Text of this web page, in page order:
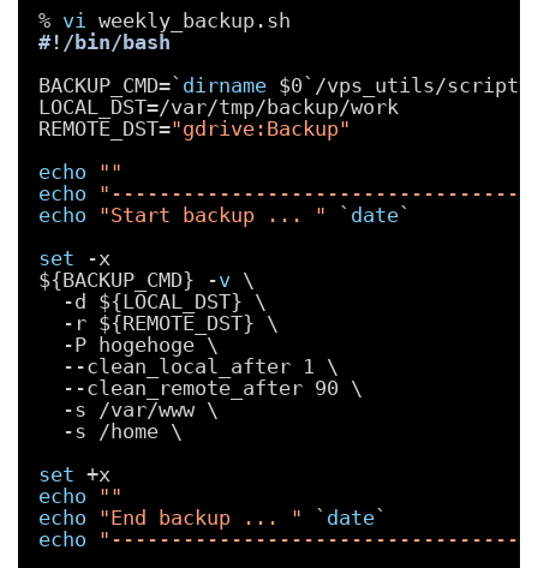
% vi
weekly_backup.sh
#!/bin/bash
BACKUP_CMD=` dirname $0` /vps_utils/scripts/
LOCAL_DST=/var/tmp/backup/work
REMOTE_DST="gdrive:Backup"
echo
""
echo
"-----------------------------------
echo
"Start backup ... " ` date`
set
-x
${BACKUP_CMD} -v \
-d ${LOCAL_DST} \
-r ${REMOTE_DST} \
-P hogehoge \
--clean_local_after 1 \
--clean_remote_after 90 \
-s
/var/www \
-s
/home \
set +x
echo
""
echo
"End backup ... " ` date`
echo